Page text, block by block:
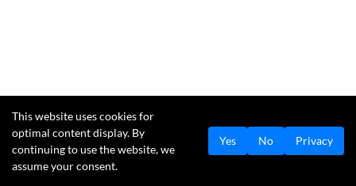
This website uses cookies for
optimal content display. By
continuing to use the website, we
assume your consent.
Yes No Privacy